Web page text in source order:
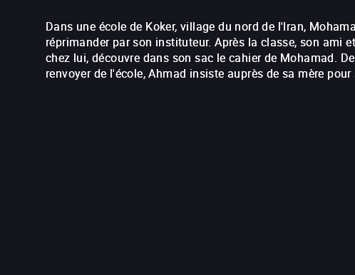
Dans une école de Koker, village du nord de l'Iran,
réprimander par son instituteur. Après la classe, son ami
chez lui, découvre dans son sac le cahier de Mohamad.
renvoyer de l'école, Ahmad insiste auprès de sa mère